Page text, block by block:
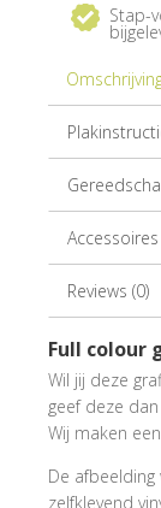
Stap-
Accessoires
Reviews (0)
Full colour
Wil jij deze
geef deze
Wij maken
De
zelfklevend